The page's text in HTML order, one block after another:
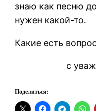
знаю как песню
нужен какой-то.
Какие есть
с
Поделиться: